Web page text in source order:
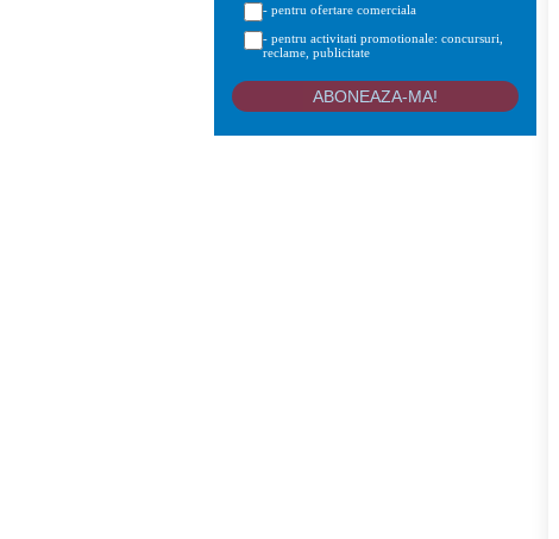
- pentru ofertare comerciala
- pentru activitati promotionale: concursuri,
reclame, publicitate